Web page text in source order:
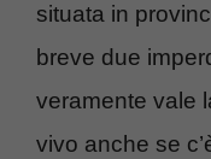
situata in
breve due
veramente vale
vivo anche se